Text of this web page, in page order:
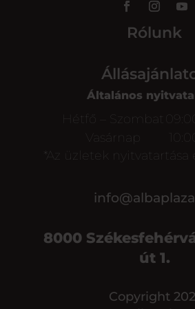
Rólunk
Általános
Hétfő – Szombat
Vasárnap
*Az üzletek
8000
út 1.
Copyright